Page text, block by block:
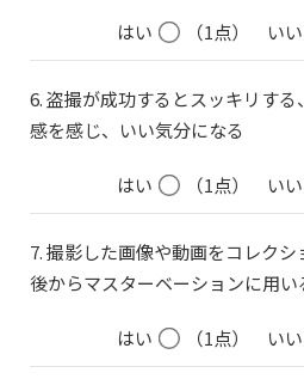
はい （1点） い
6. 盗撮が成功するとスッキリす
感を感じ、いい気分になる
はい （1点） い
7. 撮影した画像や動画をコレク
後からマスターベーションに用い
はい （1点） い